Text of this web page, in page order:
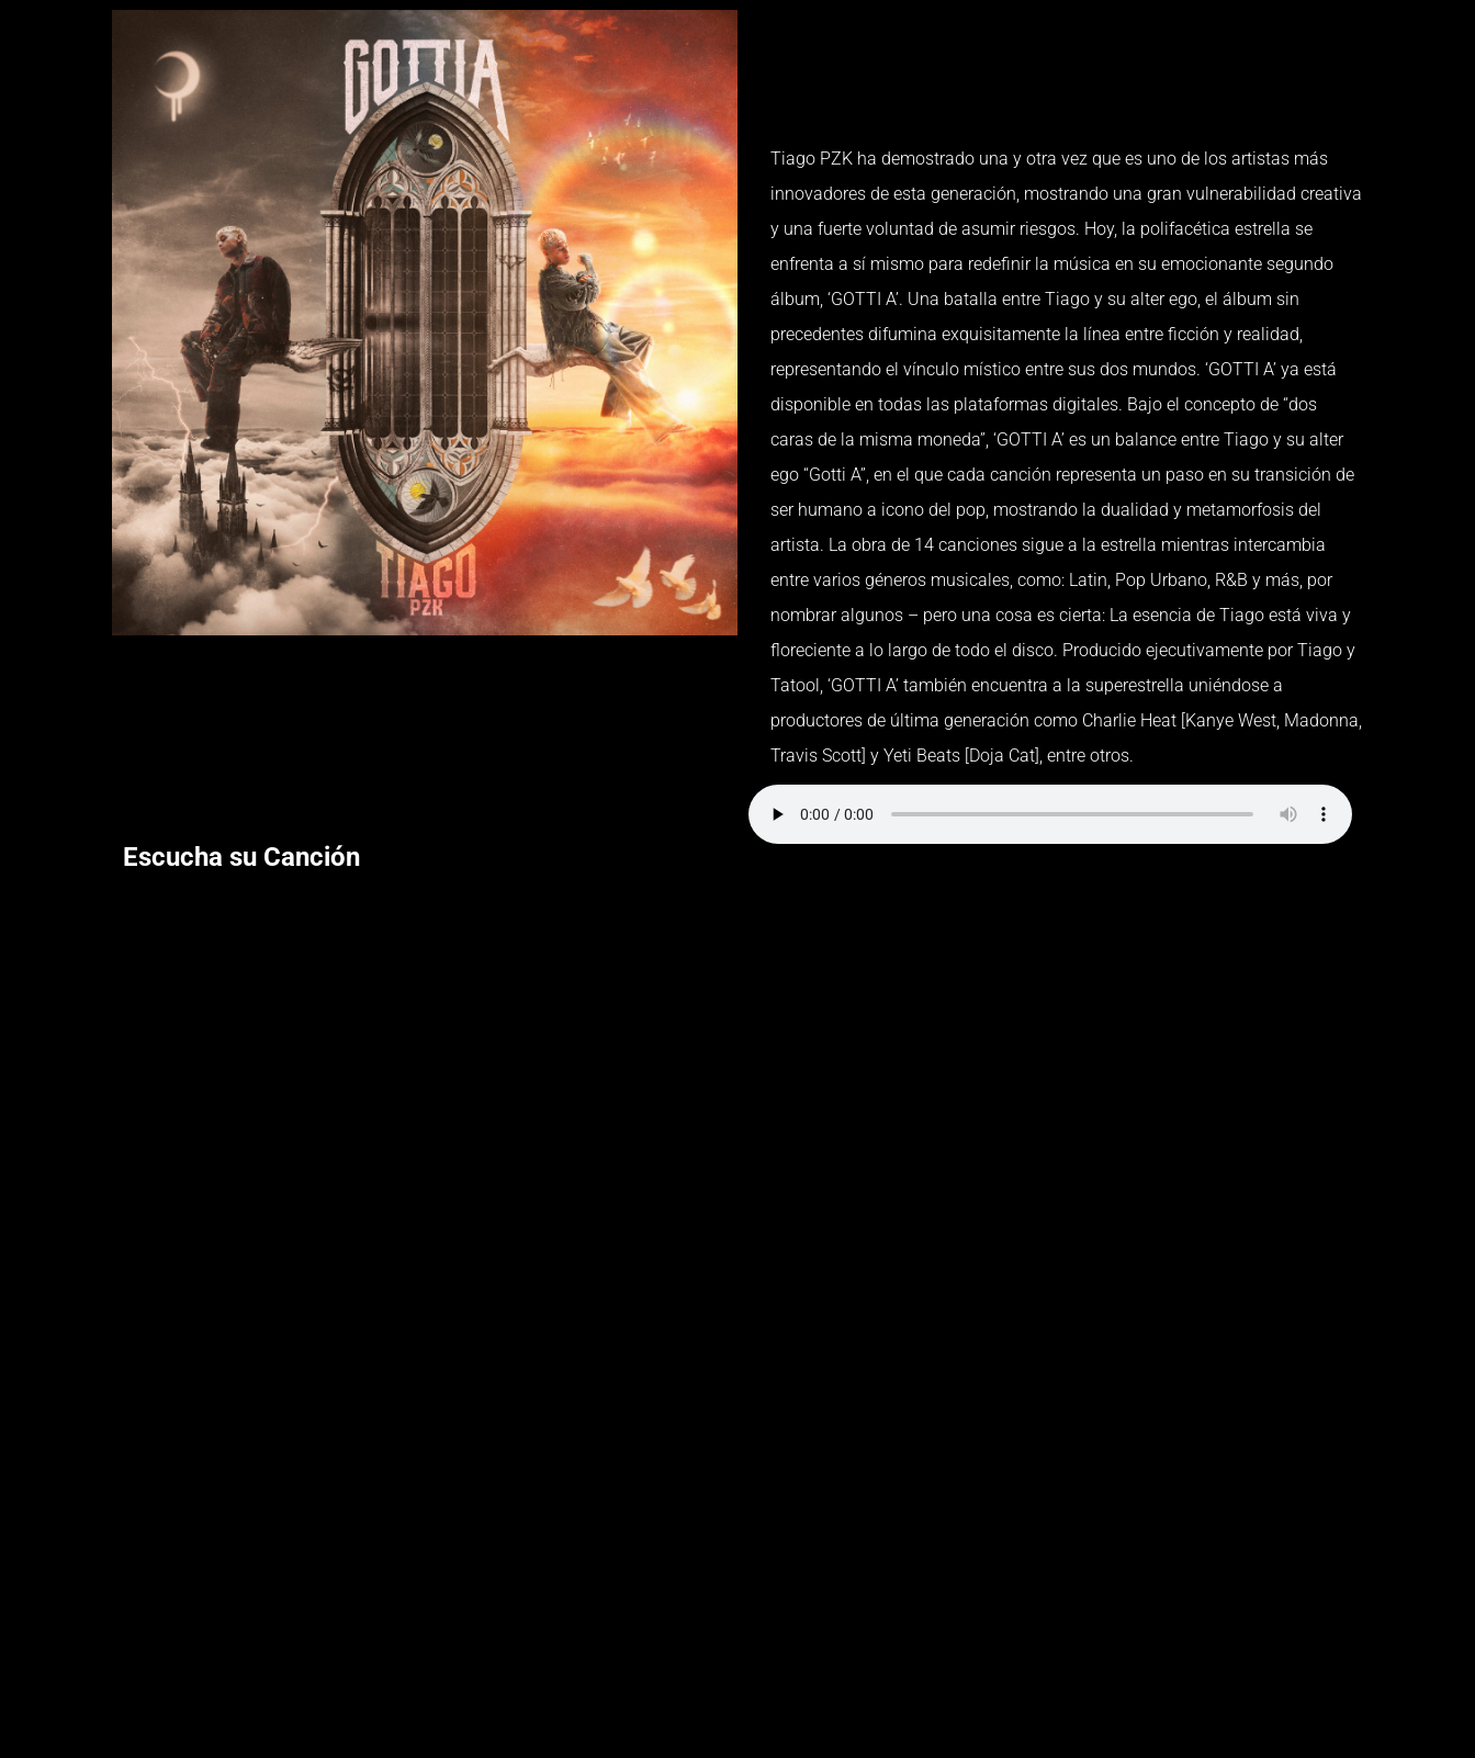
Tiago PZK ha demostrado una y otra vez que es uno de los artistas más
innovadores de esta generación, mostrando una gran vulnerabilidad creativa
y una fuerte voluntad de asumir riesgos. Hoy, la polifacética estrella se
enfrenta a sí mismo para redefinir la música en su emocionante segundo
álbum, ‘GOTTI A’. Una batalla entre Tiago y su alter ego, el álbum sin
precedentes difumina exquisitamente la línea entre ficción y realidad,
representando el vínculo místico entre sus dos mundos. ‘GOTTI A’ ya está
disponible en todas las plataformas digitales. Bajo el concepto de “dos
caras de la misma moneda”, ‘GOTTI A’ es un balance entre Tiago y su alter
ego “Gotti A”, en el que cada canción representa un paso en su transición de
ser humano a icono del pop, mostrando la dualidad y metamorfosis del
artista. La obra de 14 canciones sigue a la estrella mientras intercambia
entre varios géneros musicales, como: Latin, Pop Urbano, R&B y más, por
nombrar algunos – pero una cosa es cierta: La esencia de Tiago está viva y
floreciente a lo largo de todo el disco. Producido ejecutivamente por Tiago y
Tatool, ‘GOTTI A’ también encuentra a la superestrella uniéndose a
productores de última generación como Charlie Heat [Kanye West, Madonna,
Travis Scott] y Yeti Beats [Doja Cat], entre otros.
Escucha su Canción